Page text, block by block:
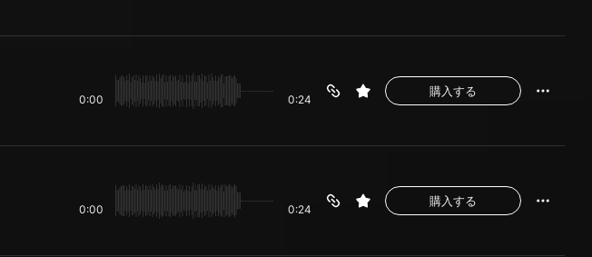
0:00 0:24
購入する
0:00 0:24
購入する